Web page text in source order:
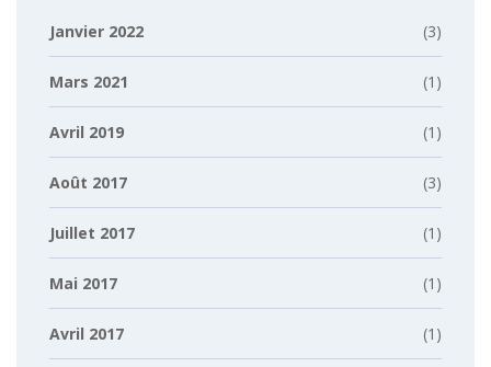
Janvier 2022 (3)
Mars 2021 (1)
Avril 2019 (1)
Août 2017 (3)
Juillet 2017 (1)
Mai 2017 (1)
Avril 2017 (1)